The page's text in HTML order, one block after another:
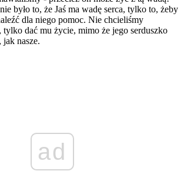
było to, że Jaś ma wadę serca, tylko to, żeby
dla niego pomoc. Nie chcieliśmy
dać mu życie, mimo że jego serduszko
jak nasze.
ad